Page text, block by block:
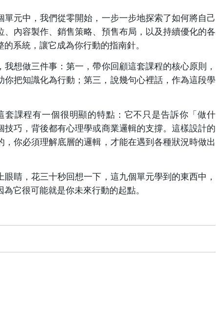
元中，我們從零開始，一步一步地探索了如何將自己
內容製作、銷售策略、預售布局，以及持續優化的各
系統，讓它成為你行動的指南針。
想做三件事：第一，帶你回顧這套課程的核心原則，
把知識化為行動；第三，說幾句心裡話，作為這段學
課程有一個很明顯的特點：它不只是告訴你「做什
巧，背後都有心理學或商業邏輯的支撐。這樣設計的
你必須理解底層的邏輯，才能在遇到各種狀況時做出
睛，花三十秒回想一下，這九個單元學到的東西中，
它很可能就是你未來行動的起點。